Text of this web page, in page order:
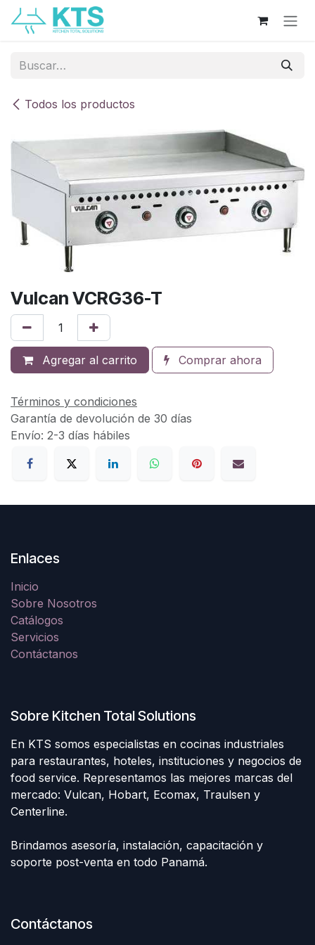
Ir al contenido
Todos los productos
Vulcan VCRG36-T
Agregar al carrito Comprar ahora
Términos y condiciones
Garantía de devolución de 30 días
Envío: 2-3 días hábiles
Enlaces
Inicio
Sobre Nosotros
Catálogos
Servicios
Contáctanos
Sobre Kitchen Total Solutions
En KTS somos especialistas en cocinas industriales
para restaurantes, hoteles, instituciones y negocios de
food service. Representamos las mejores marcas del
mercado: Vulcan, Hobart, Ecomax, Traulsen y
Centerline.
Brindamos asesoría, instalación, capacitación y
soporte post-venta en todo Panamá.
Contáctanos